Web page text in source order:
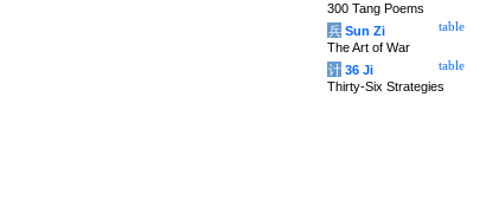
300 Tang Poems
table
兵 Sun Zi
The Art of War
table
计 36 Ji
Thirty-Six Strategies